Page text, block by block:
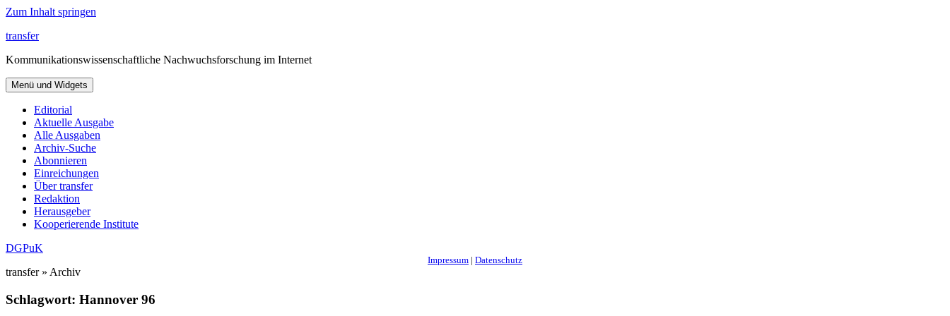
Zum Inhalt springen
transfer
Kommunikationswissenschaftliche Nachwuchsforschung im Internet
Menü und Widgets
Editorial
Aktuelle Ausgabe
Alle Ausgaben
Archiv-Suche
Abonnieren
Einreichungen
Über transfer
Redaktion
Herausgeber
Kooperierende Institute
DGPuK
Impressum | Datenschutz
transfer » Archiv
Schlagwort: Hannover 96